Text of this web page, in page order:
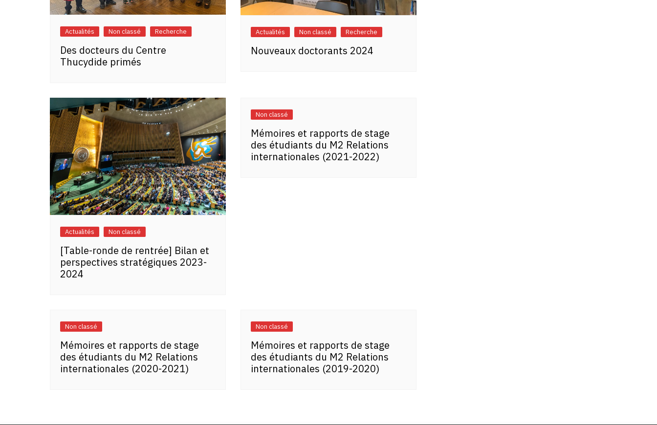
Actualités Non classé Recherche
Des docteurs du Centre
Thucydide primés
Actualités Non classé Recherche
Nouveaux doctorants 2024
Actualités Non classé
[Table-ronde de rentrée] Bilan et
perspectives stratégiques 2023-
2024
Non classé
Mémoires et rapports de stage
des étudiants du M2 Relations
internationales (2021-2022)
Non classé
Mémoires et rapports de stage
des étudiants du M2 Relations
internationales (2020-2021)
Non classé
Mémoires et rapports de stage
des étudiants du M2 Relations
internationales (2019-2020)